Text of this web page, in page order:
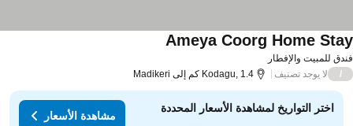
للمبيت والإفطار
Ameya Coorg Home
لا يوجد تصنيف Kodagu, 1.4 كم إلى Madikeri
اختر التواريخ لمشاهدة الأسعار المحددة
مشاهدة الأسعار